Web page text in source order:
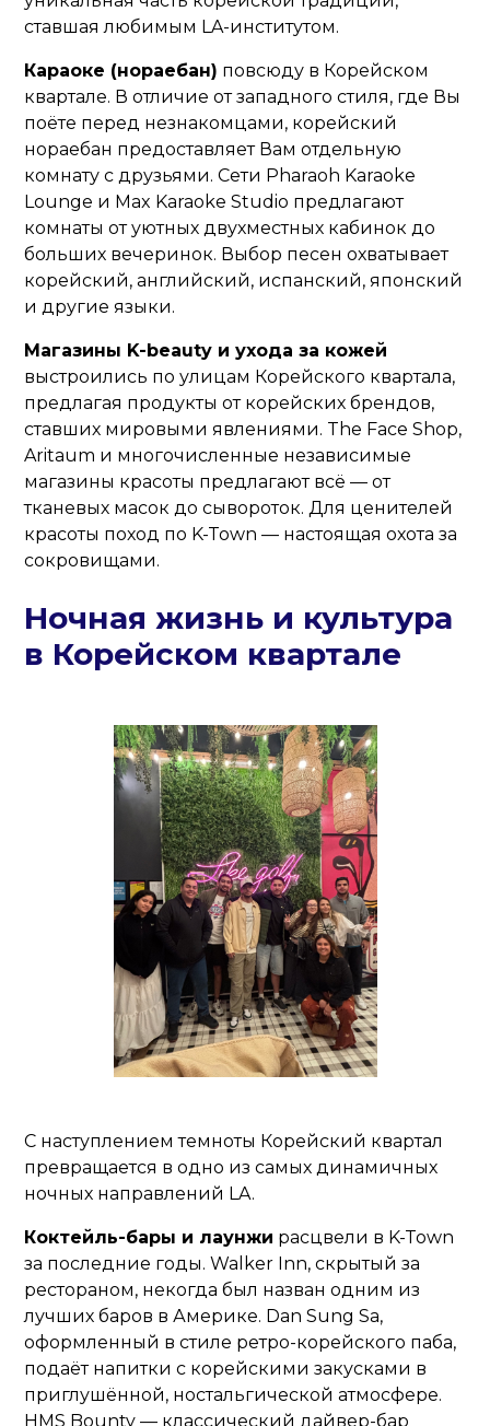
ставшая любимым LA-институтом.
Караоке (нораебан) повсюду в Корейском
квартале. В отличие от западного стиля, где Вы
поёте перед незнакомцами, корейский
нораебан предоставляет Вам отдельную
комнату с друзьями. Сети Pharaoh Karaoke
Lounge и Max Karaoke Studio предлагают
комнаты от уютных двухместных кабинок до
больших вечеринок. Выбор песен охватывает
корейский, английский, испанский, японский
и другие языки.
Магазины K-beauty и ухода за кожей
выстроились по улицам Корейского квартала,
предлагая продукты от корейских брендов,
ставших мировыми явлениями. The Face Shop,
Aritaum и многочисленные независимые
магазины красоты предлагают всё — от
тканевых масок до сывороток. Для ценителей
красоты поход по K-Town — настоящая охота за
сокровищами.
Ночная жизнь и культура
в Корейском квартале
С наступлением темноты Корейский квартал
превращается в одно из самых динамичных
ночных направлений LA.
Коктейль-бары и лаунжи расцвели в K-Town
за последние годы. Walker Inn, скрытый за
рестораном, некогда был назван одним из
лучших баров в Америке. Dan Sung Sa,
оформленный в стиле ретро-корейского паба,
подаёт напитки с корейскими закусками в
приглушённой, ностальгической атмосфере.
HMS Bounty — классический дайвер-бар